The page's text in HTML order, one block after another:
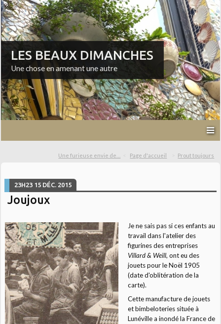
LES BEAUX DIMANCHES
Une chose en amenant une autre
Une furieuse envie de… Page d'accueil Prout toujours
23H23 15 DÉC. 2015
Joujoux
Je ne sais pas si ces enfants au
travail dans l'atelier des
figurines des entreprises
Villard & Weill, ont eu des
jouets pour le Noël 1905
(date d'oblitération de la
carte).
Cette manufacture de jouets
et bimbeloteries située à
Lunéville a inondé la France de